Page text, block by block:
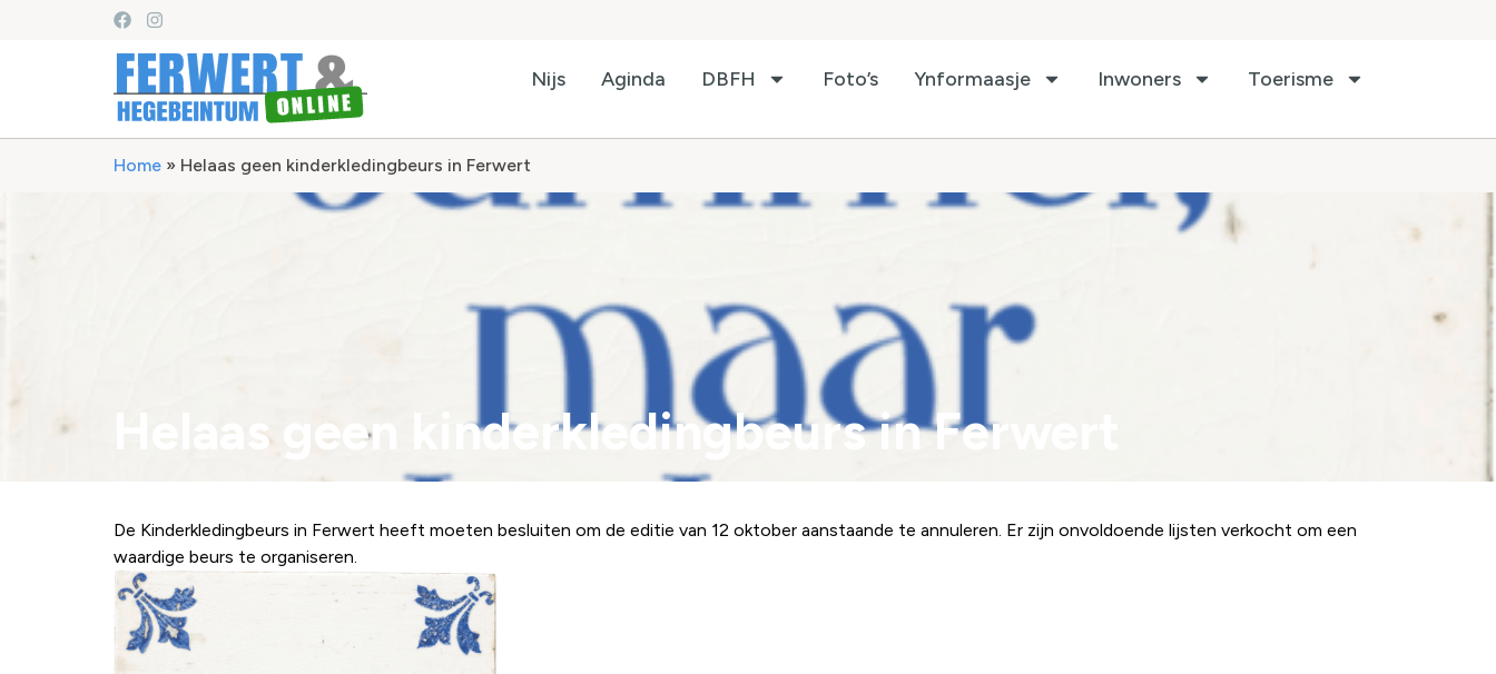
Nijs Aginda DBFH Foto’s Ynformaasje Inwoners Toerisme
Home » Helaas geen kinderkledingbeurs in Ferwert
Helaas geen kinderkledingbeurs in Ferwert
De Kinderkledingbeurs in Ferwert heeft moeten besluiten om de editie van 12 oktober aanstaande te annuleren. Er zijn onvoldoende lijsten verkocht om een
waardige beurs te organiseren.